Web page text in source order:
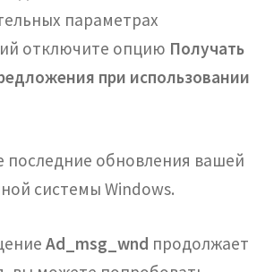
параметрах
отключите опцию Получать
при использовании
последние обновления вашей
системы Windows.
Ad_msg_wnd продолжает